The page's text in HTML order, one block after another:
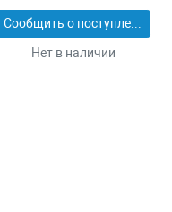
Сообщить о поступлении
Нет в наличии